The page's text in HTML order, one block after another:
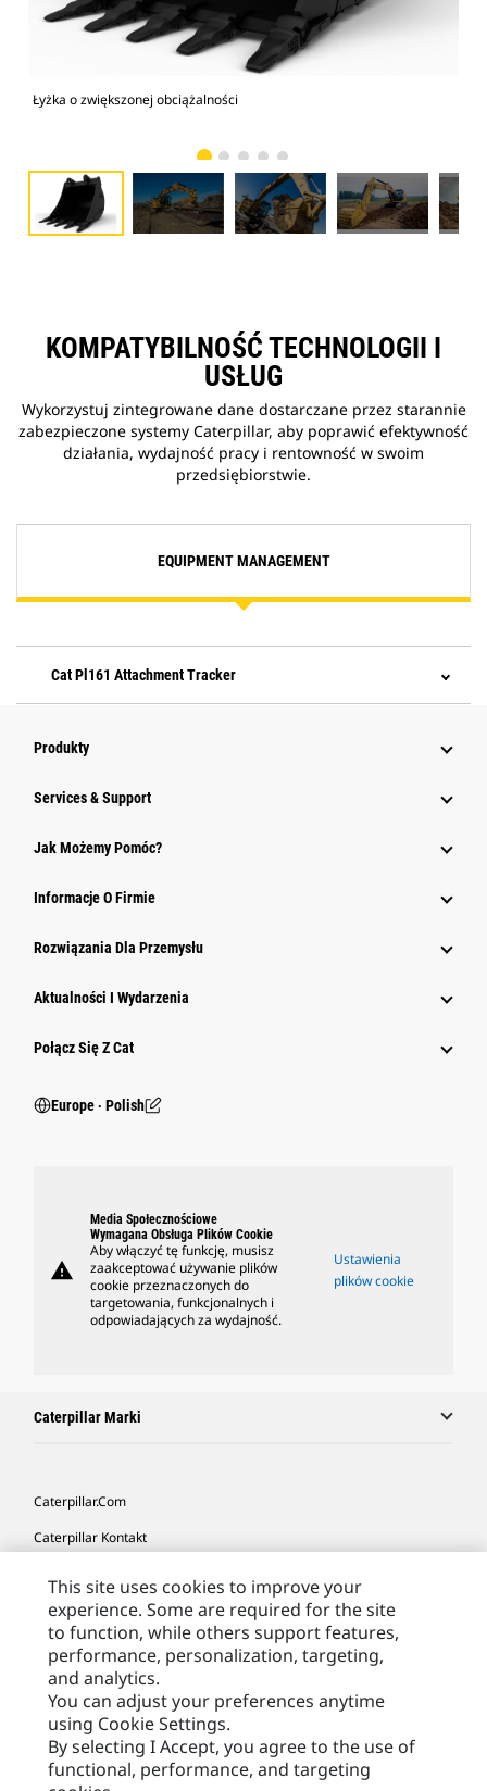
Łyżka o zwiększonej obciążalności
KOMPATYBILNOŚĆ TECHNOLOGII I
USŁUG
Wykorzystuj zintegrowane dane dostarczane przez starannie
zabezpieczone systemy Caterpillar, aby poprawić efektywność
działania, wydajność pracy i rentowność w swoim
przedsiębiorstwie.
EQUIPMENT MANAGEMENT
Cat Pl161 Attachment Tracker
Produkty
Services & Support
Jak Możemy Pomóc?
Informacje O Firmie
Rozwiązania Dla Przemysłu
Aktualności I Wydarzenia
Połącz Się Z Cat
Europe ‧ Polish
warning
Media Społecznościowe
Wymagana Obsługa Plików Cookie
Aby włączyć tę funkcję, musisz
zaakceptować używanie plików
cookie przeznaczonych do
targetowania, funkcjonalnych i
odpowiadających za wydajność.
Ustawienia
plików cookie
Caterpillar Marki
Caterpillar.com
Caterpillar Kontakt
Moje Preferencje Marketingowe
Site Map
Cookie Settings
Legal
Privacy
This site uses cookies to improve your
experience. Some are required for the site
to function, while others support features,
performance, personalization, targeting,
and analytics.
You can adjust your preferences anytime
using Cookie Settings.
By selecting I Accept, you agree to the use of
functional, performance, and targeting